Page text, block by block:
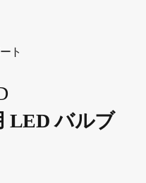
ト
LED バルブ